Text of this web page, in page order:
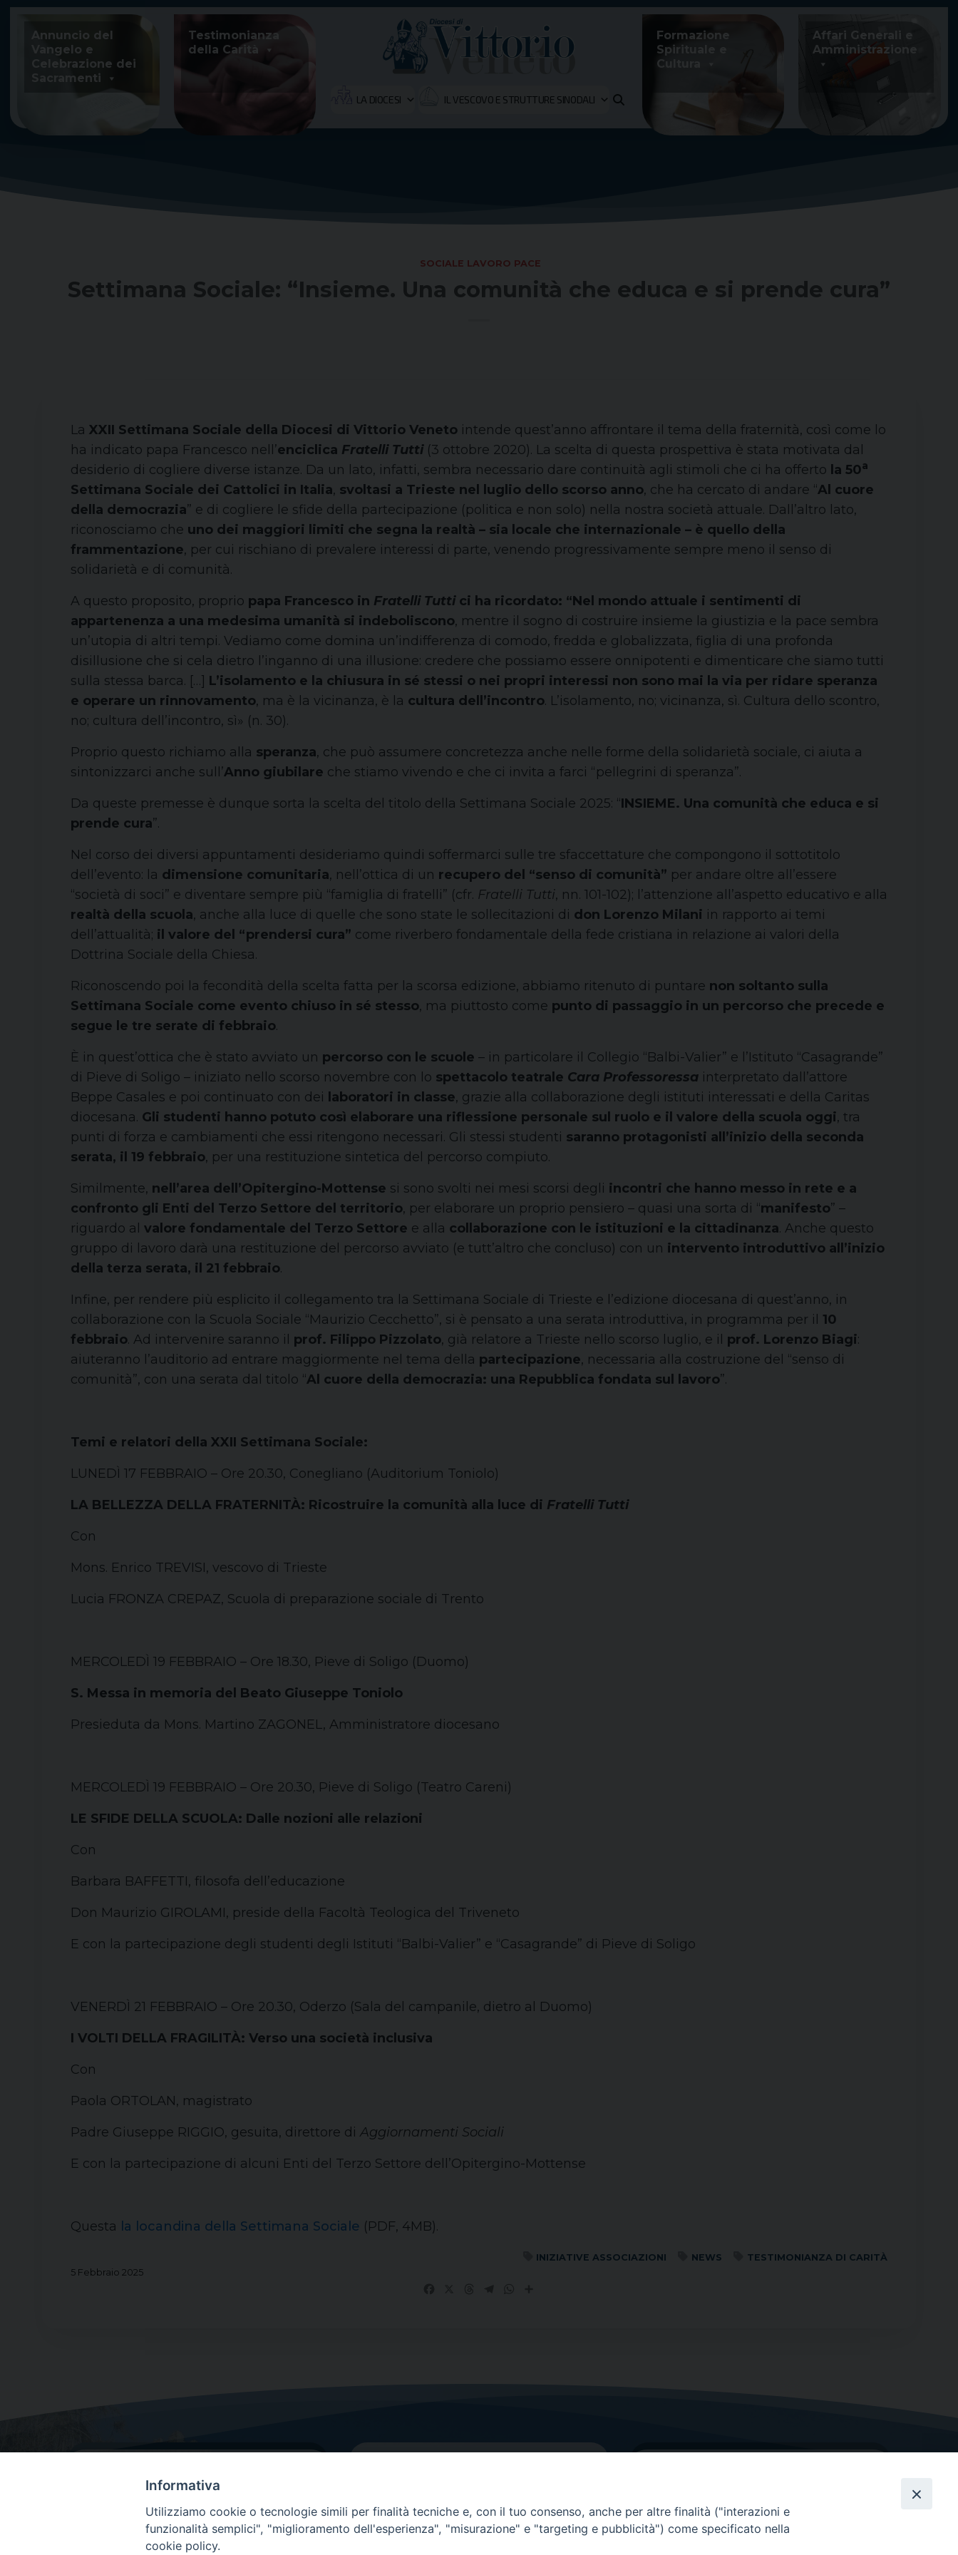
Skip
content
Annuncio del
Vangelo e
Celebrazione dei
Sacramenti
Testimonianza
della Carità
LA DIOCESI IL VESCOVO E STRUTTURE SINODALI
Formazione
Spirituale e
Cultura
Affari Generali e
Amministrazione
SOCIALE LAVORO PACE
Settimana Sociale: “Insieme. Una comunità che educa e si prende cura”
La XXII Settimana Sociale della Diocesi di Vittorio Veneto intende quest’anno affrontare il tema della fraternità, così come lo
ha indicato papa Francesco nell’enciclica Fratelli Tutti (3 ottobre 2020). La scelta di questa prospettiva è stata motivata dal
desiderio di cogliere diverse istanze. Da un lato, infatti, sembra necessario dare continuità agli stimoli che ci ha offerto la 50a
Settimana Sociale dei Cattolici in Italia, svoltasi a Trieste nel luglio dello scorso anno, che ha cercato di andare “Al cuore
della democrazia” e di cogliere le sfide della partecipazione (politica e non solo) nella nostra società attuale. Dall’altro lato,
riconosciamo che uno dei maggiori limiti che segna la realtà – sia locale che internazionale – è quello della
frammentazione, per cui rischiano di prevalere interessi di parte, venendo progressivamente sempre meno il senso di
solidarietà e di comunità.
A questo proposito, proprio papa Francesco in Fratelli Tuttici ha ricordato: “Nel mondo attuale i sentimenti di
appartenenza a una medesima umanità si indeboliscono, mentre il sogno di costruire insieme la giustizia e la pace sembra
un’utopia di altri tempi. Vediamo come domina un’indifferenza di comodo, fredda e globalizzata, figlia di una profonda
disillusione che si cela dietro l’inganno di una illusione: credere che possiamo essere onnipotenti e dimenticare che siamo tutti
sulla stessa barca. […] L’isolamento e la chiusura in sé stessi o nei propri interessi non sono mai la via per ridare speranza
e operare un rinnovamento, ma è la vicinanza, è la cultura dell’incontro. L’isolamento, no; vicinanza, sì. Cultura dello scontro,
no; cultura dell’incontro, sì» (n. 30).
Proprio questo richiamo alla speranza, che può assumere concretezza anche nelle forme della solidarietà sociale, ci aiuta a
sintonizzarci anche sull’Anno giubilare che stiamo vivendo e che ci invita a farci “pellegrini di speranza”.
Da queste premesse è dunque sorta la scelta del titolo della Settimana Sociale 2025: “INSIEME. Una comunità che educa e si
prende cura”.
Nel corso dei diversi appuntamenti desideriamo quindi soffermarci sulle tre sfaccettature che compongono il sottotitolo
dell’evento: la dimensione comunitaria, nell’ottica di un recupero del “senso di comunità” per andare oltre all’essere
“società di soci” e diventare sempre più “famiglia di fratelli” (cfr. Fratelli Tutti, nn. 101-102); l’attenzione all’aspetto educativo e alla
realtà della scuola, anche alla luce di quelle che sono state le sollecitazioni di don Lorenzo Milani in rapporto ai temi
dell’attualità; il valore del “prendersi cura” come riverbero fondamentale della fede cristiana in relazione ai valori della
Dottrina Sociale della Chiesa.
Riconoscendo poi la fecondità della scelta fatta per la scorsa edizione, abbiamo ritenuto di puntare non soltanto sulla
Settimana Sociale come evento chiuso in sé stesso, ma piuttosto come punto di passaggio in un percorso che precede e
segue le tre serate di febbraio.
È in quest’ottica che è stato avviato un percorso con le scuole – in particolare il Collegio “Balbi-Valier” e l’Istituto “Casagrande”
di Pieve di Soligo – iniziato nello scorso novembre con lo spettacolo teatrale Cara Professoressa interpretato dall’attore
Beppe Casales e poi continuato con dei laboratori in classe, grazie alla collaborazione degli istituti interessati e della Caritas
diocesana. Gli studenti hanno potuto così elaborare una riflessione personale sul ruolo e il valore della scuola oggi, tra
punti di forza e cambiamenti che essi ritengono necessari. Gli stessi studenti saranno protagonisti all’inizio della seconda
serata, il 19 febbraio, per una restituzione sintetica del percorso compiuto.
Similmente, nell’area dell’Opitergino-Mottense si sono svolti nei mesi scorsi degli incontri che hanno messo in rete e a
confronto gli Enti del Terzo Settore del territorio, per elaborare un proprio pensiero – quasi una sorta di “manifesto” –
riguardo al valore fondamentale del Terzo Settore e alla collaborazione con le istituzioni e la cittadinanza. Anche questo
gruppo di lavoro darà una restituzione del percorso avviato (e tutt’altro che concluso) con un intervento introduttivo all’inizio
della terza serata, il 21 febbraio.
Infine, per rendere più esplicito il collegamento tra la Settimana Sociale di Trieste e l’edizione diocesana di quest’anno, in
collaborazione con la Scuola Sociale “Maurizio Cecchetto”, si è pensato a una serata introduttiva, in programma per il 10
febbraio. Ad intervenire saranno il prof. Filippo Pizzolato, già relatore a Trieste nello scorso luglio, e il prof. Lorenzo Biagi:
aiuteranno l’auditorio ad entrare maggiormente nel tema della partecipazione, necessaria alla costruzione del “senso di
comunità”, con una serata dal titolo “Al cuore della democrazia: una Repubblica fondata sul lavoro”.
Temi e relatori della XXII Settimana Sociale:
LUNEDÌ 17 FEBBRAIO – Ore 20.30, Conegliano (Auditorium Toniolo)
LA BELLEZZA DELLA FRATERNITÀ: Ricostruire la comunità alla luce di Fratelli Tutti
Con
Mons. Enrico TREVISI, vescovo di Trieste
Lucia FRONZA CREPAZ, Scuola di preparazione sociale di Trento
MERCOLEDÌ 19 FEBBRAIO – Ore 18.30, Pieve di Soligo (Duomo)
S. Messa in memoria del Beato Giuseppe Toniolo
Presieduta da Mons. Martino ZAGONEL, Amministratore diocesano
MERCOLEDÌ 19 FEBBRAIO – Ore 20.30, Pieve di Soligo (Teatro Careni)
LE SFIDE DELLA SCUOLA: Dalle nozioni alle relazioni
Con
Barbara BAFFETTI, filosofa dell’educazione
Don Maurizio GIROLAMI, preside della Facoltà Teologica del Triveneto
E con la partecipazione degli studenti degli Istituti “Balbi-Valier” e “Casagrande” di Pieve di Soligo
VENERDÌ 21 FEBBRAIO – Ore 20.30, Oderzo (Sala del campanile, dietro al Duomo)
I VOLTI DELLA FRAGILITÀ: Verso una società inclusiva
Con
Paola ORTOLAN, magistrato
Padre Giuseppe RIGGIO, gesuita, direttore di Aggiornamenti Sociali
E con la partecipazione di alcuni Enti del Terzo Settore dell’Opitergino-Mottense
Questa la locandina della Settimana Sociale (PDF, 4MB).
INIZIATIVE ASSOCIAZIONI NEWS
TESTIMONIANZA DI CARITÀ
5 Febbraio 2025
Dove siamo
Contatti principali
Informativa
Utilizziamo cookie o tecnologie simili per finalità tecniche e, con il tuo consenso, anche per altre finalità ("interazioni e
funzionalità semplici", "miglioramento dell'esperienza", "misurazione" e "targeting e pubblicità") come specificato nella
cookie policy.